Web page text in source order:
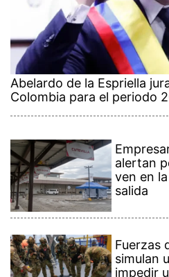
Abelardo de la Espriella
Colombia para el periodo
alertan
ven en
salida
Fuerzas
simulan
impedir